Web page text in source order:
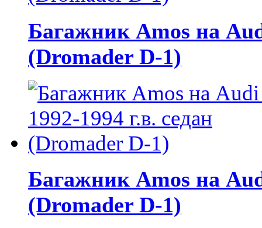
Багажник Amos на
(Dromader D-1)
Багажник Amos на
(Dromader D-1)